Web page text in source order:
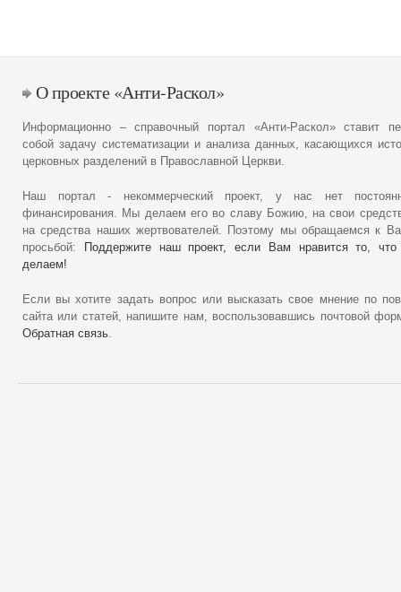
О проекте «Анти-Раскол»
Информационно – справочный портал «Анти-Раскол» ставит
собой задачу систематизации и анализа данных, касающихся
церковных разделений в Православной Церкви.
Наш портал - некоммерческий проект, у нас нет
финансирования. Мы делаем его во славу Божию, на свои
на средства наших жертвователей. Поэтому мы обращаемся к
просьбой:
Поддержите наш проект, если Вам нравится то,
делаем!
Если вы хотите задать вопрос или высказать свое мнение по
сайта или статей, напишите нам, воспользовавшись почтовой
Обратная связь.